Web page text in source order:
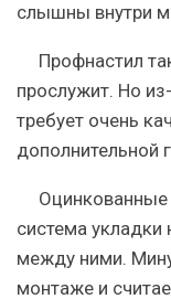
слышны внутри
Профнастил
прослужит. Но
требует очень
дополнительной
Оцинкованные
система укладки
между ними.
монтаже и